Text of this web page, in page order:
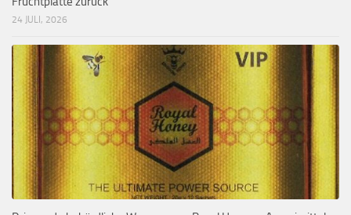
24 JULI, 2026